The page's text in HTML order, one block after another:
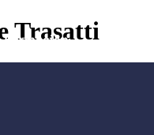
Trasatti